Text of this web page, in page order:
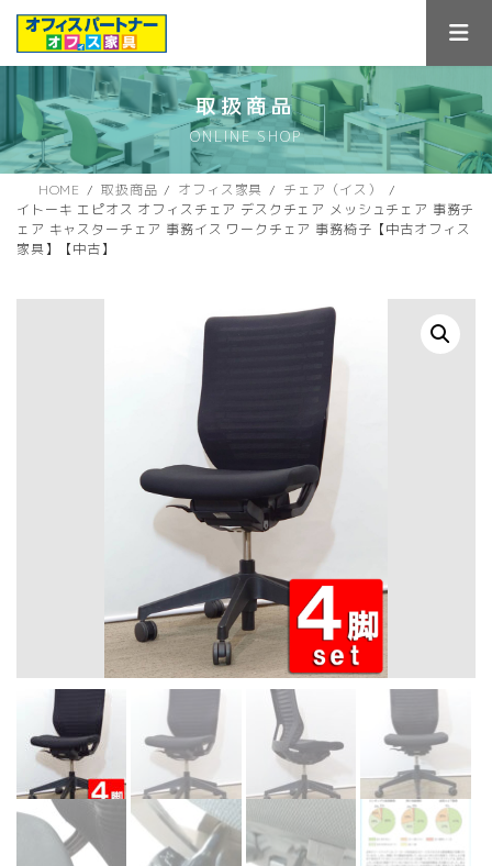
ス
キ
ン
に
取扱商品
ONLINE SHOP
HOME 取扱商品 オフィス家具
チェア（イス）
イトーキ エピオス オフィスチェア デスクチェア メッシュチェア 事務チ
ェア キャスターチェア 事務イス ワークチェア 事務椅子【中古オフィス
家具】【中古】